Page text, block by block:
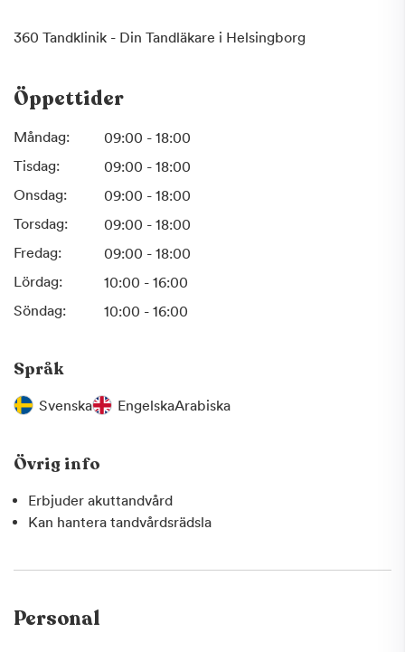
360 Tandklinik - Din Tandläkare i Helsingborg
Öppettider
Måndag:
09:00 - 18:00
Tisdag:
09:00 - 18:00
Onsdag:
09:00 - 18:00
Torsdag:
09:00 - 18:00
Fredag:
09:00 - 18:00
Lördag:
10:00 - 16:00
Söndag:
10:00 - 16:00
Språk
Svenska EngelskaArabiska
Övrig info
Erbjuder akuttandvård
Kan hantera tandvårdsrädsla
Personal